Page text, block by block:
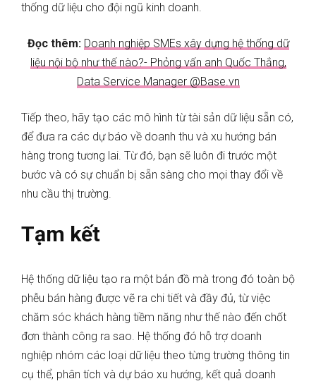
thống dữ liệu cho đội ngũ kinh doanh.
Đọc thêm: Doanh nghiệp SMEs xây dựng hệ thống dữ
liệu nội bộ như thế nào?- Phỏng vấn anh Quốc Thắng,
Data Service Manager @Base.vn
Tiếp theo, hãy tạo các mô hình từ tài sản dữ liệu sẵn có,
để đưa ra các dự báo về doanh thu và xu hướng bán
hàng trong tương lai. Từ đó, bạn sẽ luôn đi trước một
bước và có sự chuẩn bị sẵn sàng cho mọi thay đổi về
nhu cầu thị trường.
Tạm kết
Hệ thống dữ liệu tạo ra một bản đồ mà trong đó toàn bộ
phễu bán hàng được vẽ ra chi tiết và đầy đủ, từ việc
chăm sóc khách hàng tiềm năng như thế nào đến chốt
đơn thành công ra sao. Hệ thống đó hỗ trợ doanh
nghiệp nhóm các loại dữ liệu theo từng trường thông tin
cụ thể, phân tích và dự báo xu hướng, kết quả doanh